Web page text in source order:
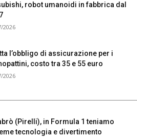
robot umanoidi in fabbrica dal
2026
l’obbligo di assicurazione per i
costo tra 35 e 55 euro
2026
(Pirelli), in Formula 1 teniamo
tecnologia e divertimento